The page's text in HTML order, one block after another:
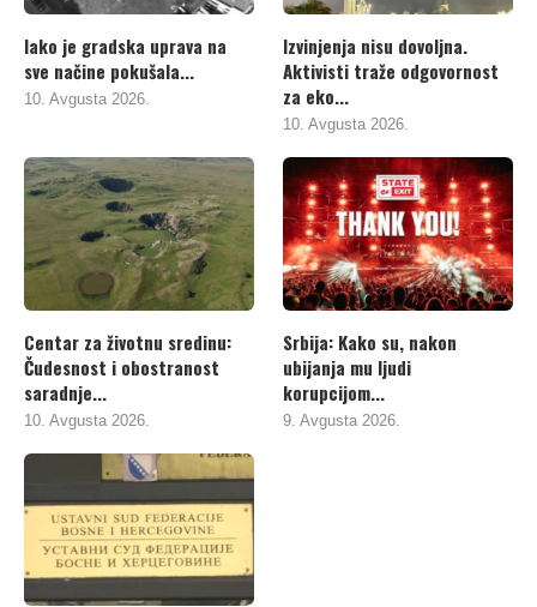
Iako je gradska uprava na
sve načine pokušala...
10. Avgusta 2026.
Izvinjenja nisu dovoljna.
Aktivisti traže odgovornost
za eko...
10. Avgusta 2026.
Centar za životnu sredinu:
Čudesnost i obostranost
saradnje...
10. Avgusta 2026.
Srbija: Kako su, nakon
ubijanja mu ljudi
korupcijom...
9. Avgusta 2026.